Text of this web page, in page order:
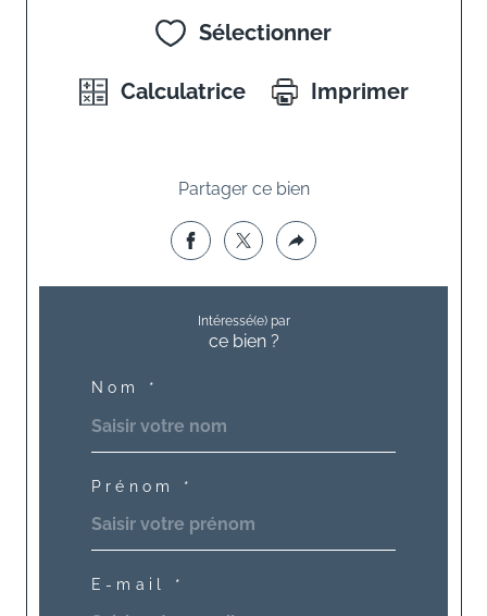
Sélectionner
Calculatrice Imprimer
Partager ce bien
Intéressé(e) par
ce bien ?
Nom *
Prénom *
E-mail *